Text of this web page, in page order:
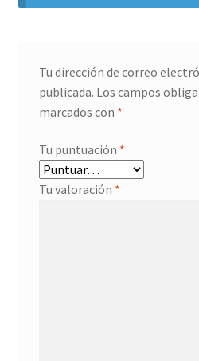
Tu dirección de correo
publicada. Los campos
marcados con *
Tu puntuación *
Tu valoración *